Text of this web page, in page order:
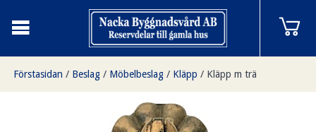
Förstasidan / Beslag / Möbelbeslag / Kläpp / Kläpp m trä